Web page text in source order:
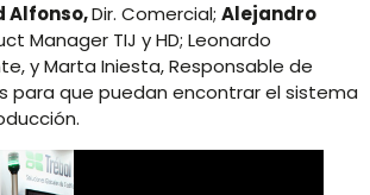
Alfonso,Dir. Comercial; Alejandro
Manager TIJ y HD; Leonardo
y Marta Iniesta, Responsable de
para que puedan encontrar el sistema